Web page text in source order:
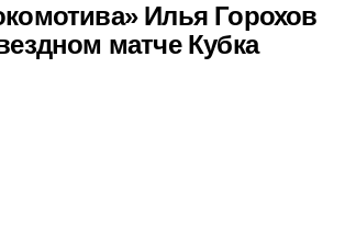
Илья Горохов
матче Кубка